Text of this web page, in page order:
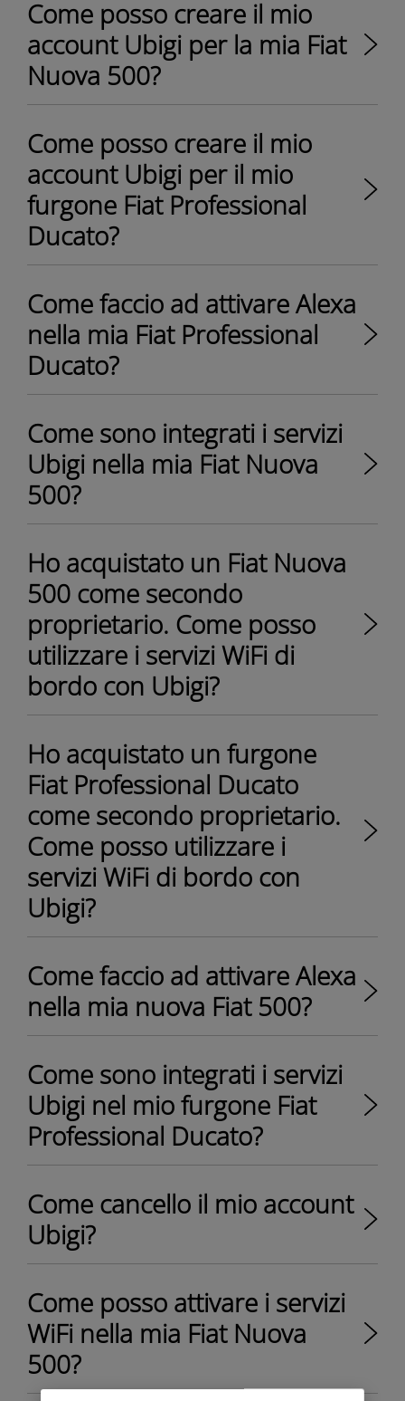
Come posso creare il mio
account Ubigi per la mia Fiat
Nuova 500?
Come posso creare il mio
account Ubigi per il mio
furgone Fiat Professional
Ducato?
Come faccio ad attivare Alexa
nella mia Fiat Professional
Ducato?
Come sono integrati i servizi
Ubigi nella mia Fiat Nuova
500?
Ho acquistato un Fiat Nuova
500 come secondo
proprietario. Come posso
utilizzare i servizi WiFi di
bordo con Ubigi?
Ho acquistato un furgone
Fiat Professional Ducato
come secondo proprietario.
Come posso utilizzare i
servizi WiFi di bordo con
Ubigi?
Come faccio ad attivare Alexa
nella mia nuova Fiat 500?
Come sono integrati i servizi
Ubigi nel mio furgone Fiat
Professional Ducato?
Come cancello il mio account
Ubigi?
Come posso attivare i servizi
WiFi nella mia Fiat Nuova
500?